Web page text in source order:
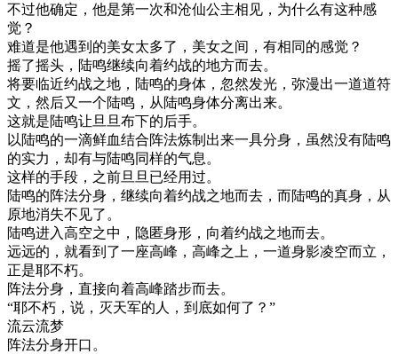
不过他确定，他是第一次和沧仙公主相见，为什么有这种感
觉？
难道是他遇到的美女太多了，美女之间，有相同的感觉？
摇了摇头，陆鸣继续向着约战的地方而去。
将要临近约战之地，陆鸣的身体，忽然发光，弥漫出一道道符
文，然后又一个陆鸣，从陆鸣身体分离出来。
这就是陆鸣让旦旦布下的后手。
以陆鸣的一滴鲜血结合阵法炼制出来一具分身，虽然没有陆鸣
的实力，却有与陆鸣同样的气息。
这样的手段，之前旦旦已经用过。
陆鸣的阵法分身，继续向着约战之地而去，而陆鸣的真身，从
原地消失不见了。
陆鸣进入高空之中，隐匿身形，向着约战之地而去。
远远的，就看到了一座高峰，高峰之上，一道身影凌空而立，
正是耶不朽。
阵法分身，直接向着高峰踏步而去。
“耶不朽，说，灭天军的人，到底如何了？”
流云流梦
阵法分身开口。